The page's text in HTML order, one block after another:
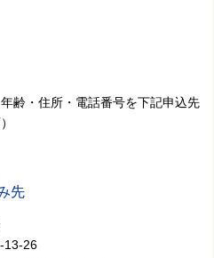
齢・住所・電話番号を下記申込先
先
26